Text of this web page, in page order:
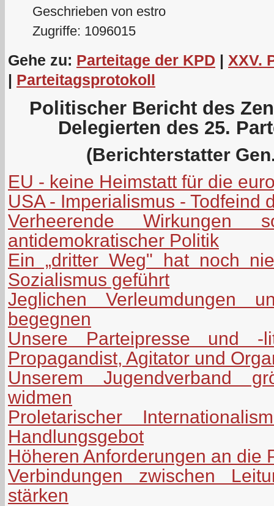
Geschrieben von estro
Zugriffe: 1096015
Gehe zu: Parteitage der KPD | XXV.
| Parteitagsprotokoll
Politischer Bericht des
Delegierten des 25.
(Berichterstatter
EU - keine Heimstatt für die
USA - Imperialismus - Todfeind
Verheerende Wirkungen
antidemokratischer Politik
Ein „dritter Weg" hat noch
Sozialismus geführt
Jeglichen Verleumdungen
begegnen
Unsere Parteipresse und -
Propagandist, Agitator und
Unserem Jugendverband
widmen
Proletarischer
Handlungsgebot
Höheren Anforderungen an die
Verbindungen zwischen
stärken